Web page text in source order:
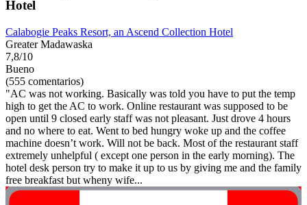
Hotel
Calabogie Peaks Resort, an Ascend Collection Hotel
Greater Madawaska
7,8/10
Bueno
(555 comentarios)
"AC was not working. Basically was told you have to put the temp
high to get the AC to work. Online restaurant was supposed to be
open until 9 closed early staff was not pleasant. Just drove 4 hours
and no where to eat. Went to bed hungry woke up and the coffee
machine doesn’t work. Will not be back. Most of the restaurant staff
extremely unhelpful ( except one person in the early morning). The
hotel desk person try to make it up to us by giving me and the family
free breakfast but wheny wife...